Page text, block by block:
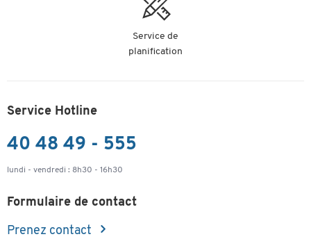
Service de
planification
Service Hotline
40 48 49 - 555
lundi - vendredi : 8h30 - 16h30
Formulaire de contact
Prenez contact